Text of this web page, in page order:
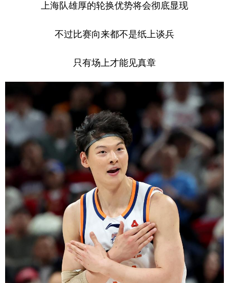
上海队雄厚的轮换优势将会彻底显现
不过比赛向来都不是纸上谈兵
只有场上才能见真章